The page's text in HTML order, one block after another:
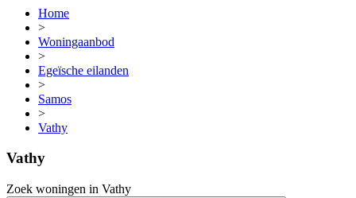
Home
>
Woningaanbod
>
Egeïsche eilanden
>
Samos
>
Vathy
Vathy
Zoek woningen in Vathy